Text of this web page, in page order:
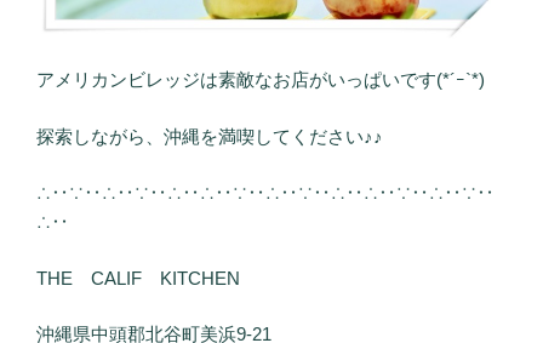
アメリカンビレッジは素敵なお店がいっぱいです(*´ｰ`*)
探索しながら、沖縄を満喫してください♪♪
∴‥∵‥∴‥∵‥∴‥∴‥∵‥∴‥∵‥∴‥∴‥∵‥∴‥∵‥
∴‥
THE CALIF KITCHEN
沖縄県中頭郡北谷町美浜9-21